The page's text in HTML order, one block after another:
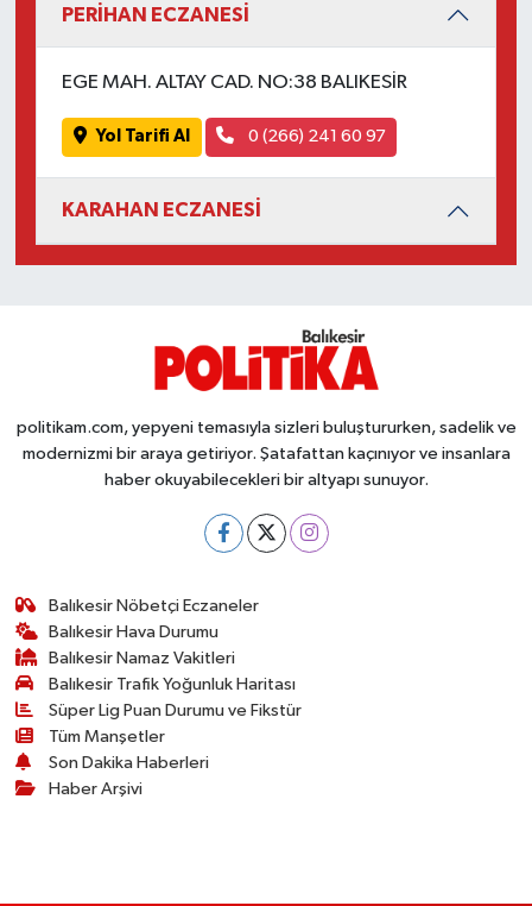
PERİHAN ECZANESİ
EGE MAH. ALTAY CAD. NO:38 BALIKESİR
Yol Tarifi Al 0 (266) 241 60 97
KARAHAN ECZANESİ
politikam.com, yepyeni temasıyla sizleri buluştururken, sadelik ve
modernizmi bir araya getiriyor. Şatafattan kaçınıyor ve insanlara
haber okuyabilecekleri bir altyapı sunuyor.
Balıkesir Nöbetçi Eczaneler
Balıkesir Hava Durumu
Balıkesir Namaz Vakitleri
Balıkesir Trafik Yoğunluk Haritası
Süper Lig Puan Durumu ve Fikstür
Tüm Manşetler
Son Dakika Haberleri
Haber Arşivi
SEYAHAT
SİYASET
Sındırgı
TARİHTE BUGÜN
TÜRKİYE
VİZYONDAKİLER
YAŞAM